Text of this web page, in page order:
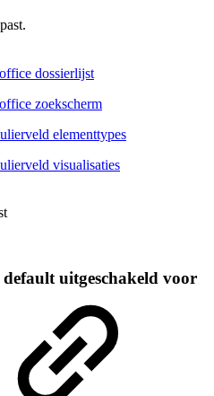
dossierlijst
zoekscherm
elementtypes
visualisaties
uitgeschakeld voor